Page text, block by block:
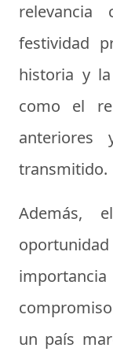
relevancia
festividad
historia y
como el
transmitido.
Además,
un país